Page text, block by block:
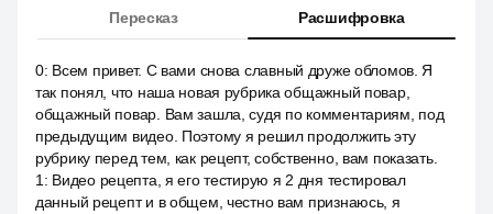
Пересказ Расшифровка
0: Всем привет. С вами снова славный друже обломов. Я
так понял, что наша новая рубрика общажный повар,
общажный повар. Вам зашла, судя по комментариям, под
предыдущим видео. Поэтому я решил продолжить эту
рубрику перед тем, как рецепт, собственно, вам показать.
1 : Видео рецепта, я его тестирую я 2 дня тестировал
данный рецепт и в общем, честно вам признаюсь, я